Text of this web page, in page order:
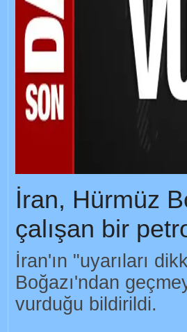
İran, Hürmüz
çalışan bir
İran'ın "uyarıları
Boğazı'ndan
vurduğu bildirildi.